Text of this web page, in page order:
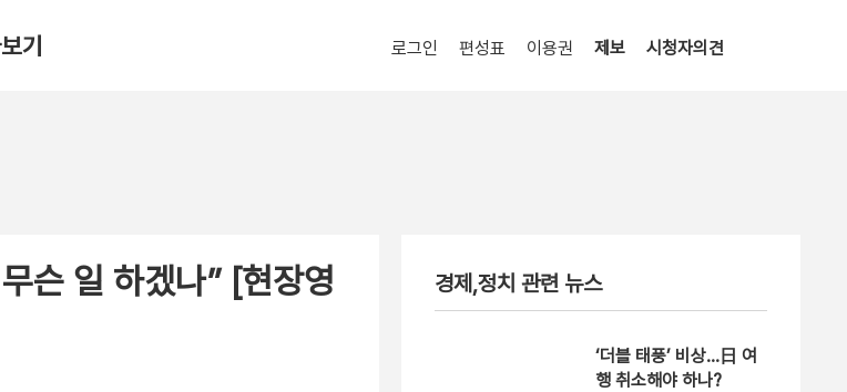
기 로그인 편성표 이용권 제보 시청자의견
슨 일 하겠나” [현장영
경제,정치 관련 뉴스
‘더블 태풍’ 비상…日 여
행 취소해야 하나?